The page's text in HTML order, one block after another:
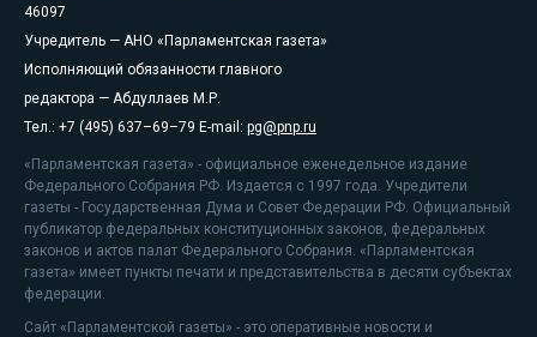
46097
Учредитель — АНО «Парламентская газета»
Исполняющий обязанности главного
редактора — Абдуллаев М.Р.
Тел.: +7 (495) 637–69–79 E-mail: pg@pnp.ru
«Парламентская газета» - официальное еженедельное издание
Федерального Собрания РФ. Издается с 1997 года. Учредители
газеты - Государственная Дума и Совет Федерации РФ. Официальный
публикатор федеральных конституционных законов, федеральных
законов и актов палат Федерального Собрания. «Парламентская
газета» имеет пункты печати и представительства в десяти субъектах
федерации.
Сайт «Парламентской газеты» - это оперативные новости и